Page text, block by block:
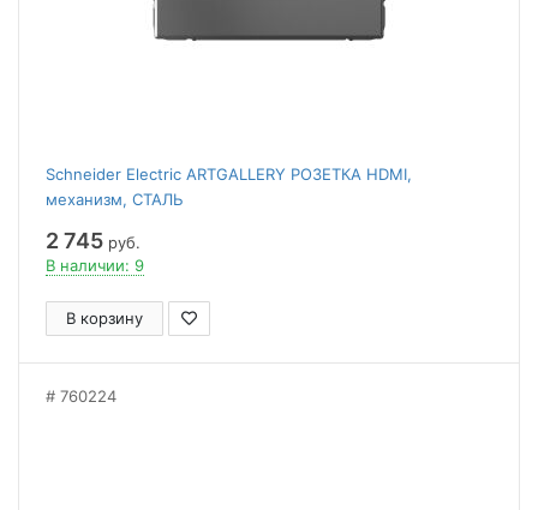
Schneider Electric ARTGALLERY РОЗЕТКА HDMI,
механизм, СТАЛЬ
2 745 руб.
В наличии: 9
В корзину
760224